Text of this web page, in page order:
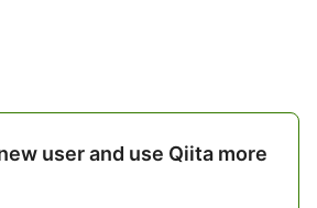
user and use Qiita more